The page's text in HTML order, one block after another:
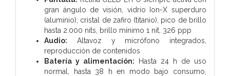
gran ángulo de visión, vidrio Ion-X superduro
(aluminio), cristal de zafiro (titanio), pico de brillo
hasta 2.000 nits, brillo mínimo 1 nit, 326 ppp
Audio: Altavoz y micrófono integrados,
reproducción de contenidos
Batería y alimentación: Hasta 24 h de uso
normal, hasta 38 h en modo bajo consumo,